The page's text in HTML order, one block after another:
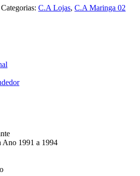
Categorias: C.A Lojas, C.A Maringa 02
Ano 1991 a 1994